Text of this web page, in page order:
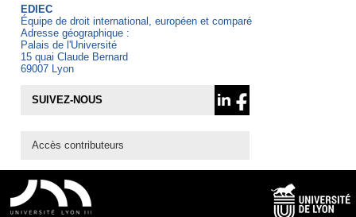
EDIEC
Équipe de droit international, européen et comparé
Adresse géographique :
Palais de l'Université
15 quai Claude Bernard
69007 Lyon
SUIVEZ-NOUS
Accès contributeurs